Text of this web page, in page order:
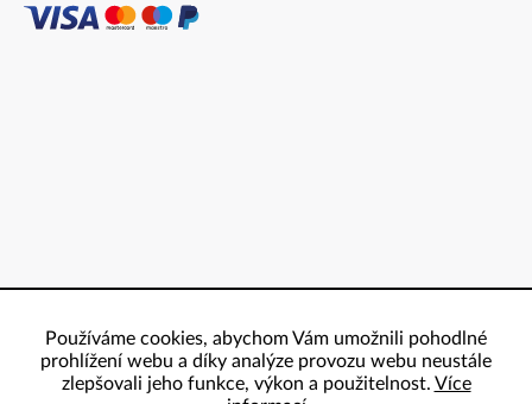
Používáme cookies, abychom Vám umožnili pohodlné
prohlížení webu a díky analýze provozu webu neustále
zlepšovali jeho funkce, výkon a použitelnost. Více